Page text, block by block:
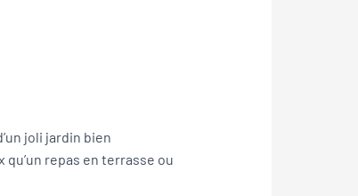
joli jardin bien
repas en terrasse ou